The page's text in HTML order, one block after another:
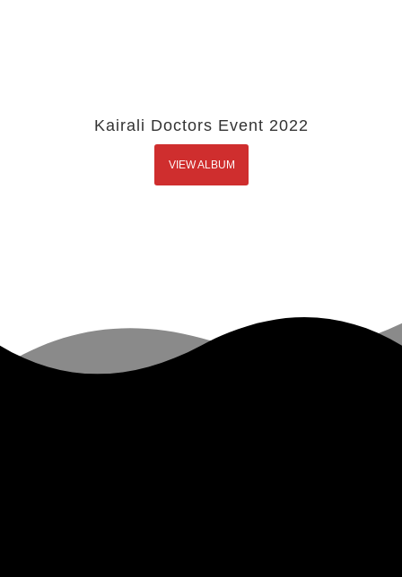
Kairali Doctors Event 2022
VIEW ALBUM